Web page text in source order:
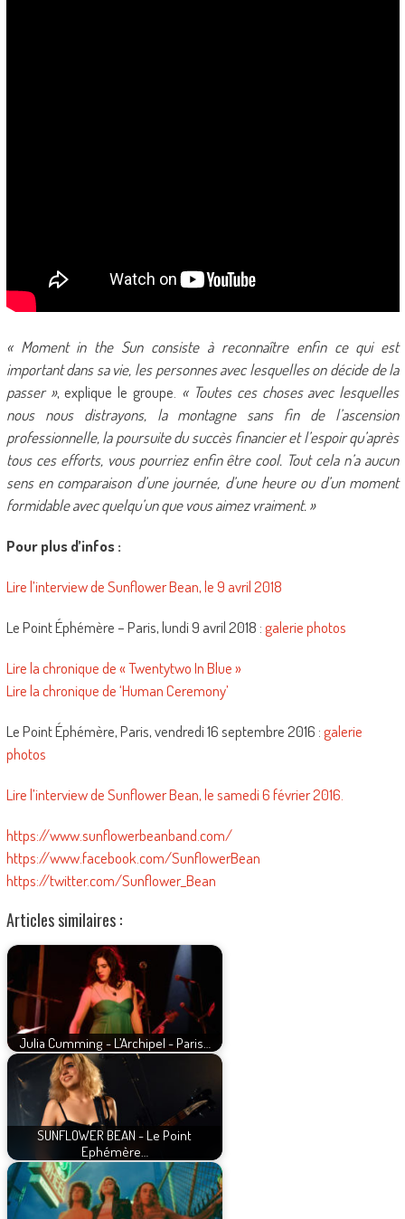
« Moment in the Sun consiste à reconnaître enfin ce qui est
important dans sa vie, les personnes avec lesquelles on décide de la
passer », explique le groupe. « Toutes ces choses avec lesquelles
nous nous distrayons, la montagne sans fin de l’ascension
professionnelle, la poursuite du succès financier et l’espoir qu’après
tous ces efforts, vous pourriez enfin être cool. Tout cela n’a aucun
sens en comparaison d’une journée, d’une heure ou d’un moment
formidable avec quelqu’un que vous aimez vraiment. »
Pour plus d’infos :
Lire l’interview de Sunflower Bean, le 9 avril 2018
Le Point Éphémère – Paris, lundi 9 avril 2018 :galerie photos
Lire la chronique de « Twentytwo In Blue »
Lire la chronique de ‘Human Ceremony’
Le Point Éphémère, Paris, vendredi 16 septembre 2016 :galerie
photos
Lire l’interview de Sunflower Bean, le samedi 6 février 2016.
https://www.sunflowerbeanband.com/
https://www.facebook.com/SunflowerBean
https://twitter.com/Sunflower_Bean
Articles similaires :
Julia Cumming - L’Archipel - Paris…
SUNFLOWER BEAN - Le Point
Ephémère…